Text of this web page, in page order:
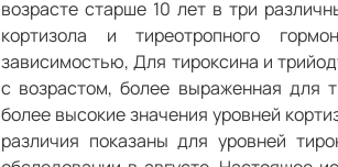
возрасте старше 10 лет в три
кортизола и тиреотропного
зависимостью, Для тироксина и
с возрастом, более выраженная для
более высокие значения уровней
различия показаны для уровней